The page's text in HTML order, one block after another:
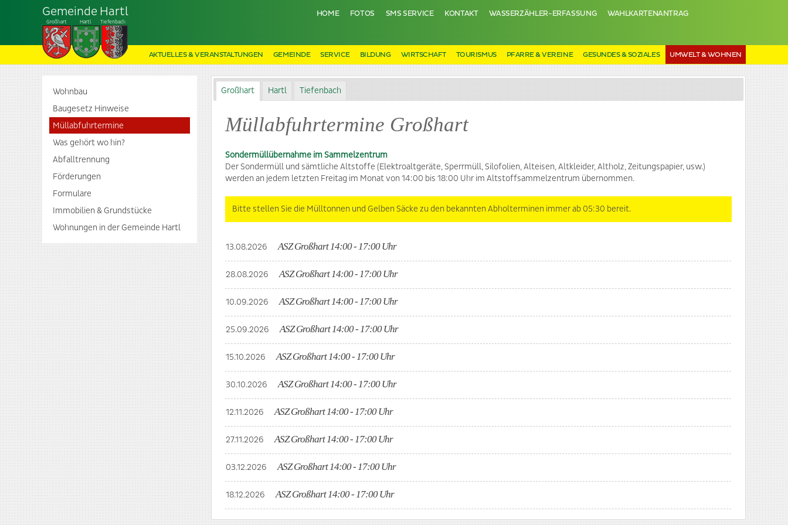
Gemeinde Hartl
Großhart Hartl Tiefenbach
HOME FOTOS SMS SERVICE KONTAKT WASSERZÄHLER-ERFASSUNG WAHLKARTENANTRAG
AKTUELLES & VERANSTALTUNGEN GEMEINDE SERVICE BILDUNG WIRTSCHAFT TOURISMUS PFARRE & VEREINE GESUNDES & SOZIALES UMWELT & WOHNEN
Wohnbau
Baugesetz Hinweise
Müllabfuhrtermine
Was gehört wo hin?
Abfalltrennung
Förderungen
Formulare
Immobilien & Grundstücke
Wohnungen in der Gemeinde Hartl
Großhart Hartl Tiefenbach
Müllabfuhrtermine Großhart
Sondermüllübernahme im Sammelzentrum
Der Sondermüll und sämtliche Altstoffe (Elektroaltgeräte, Sperrmüll, Silofolien, Alteisen, Altkleider, Altholz, Zeitungspapier, usw.)
werden an jedem letzten Freitag im Monat von 14:00 bis 18:00 Uhr im Altstoffsammelzentrum übernommen.
Bitte stellen Sie die Mülltonnen und Gelben Säcke zu den bekannten Abholterminen immer ab 05:30 bereit.
13.08.2026 ASZ Großhart 14:00 - 17:00 Uhr
28.08.2026 ASZ Großhart 14:00 - 17:00 Uhr
10.09.2026 ASZ Großhart 14:00 - 17:00 Uhr
25.09.2026 ASZ Großhart 14:00 - 17:00 Uhr
15.10.2026 ASZ Großhart 14:00 - 17:00 Uhr
30.10.2026 ASZ Großhart 14:00 - 17:00 Uhr
12.11.2026 ASZ Großhart 14:00 - 17:00 Uhr
27.11.2026 ASZ Großhart 14:00 - 17:00 Uhr
03.12.2026 ASZ Großhart 14:00 - 17:00 Uhr
18.12.2026 ASZ Großhart 14:00 - 17:00 Uhr